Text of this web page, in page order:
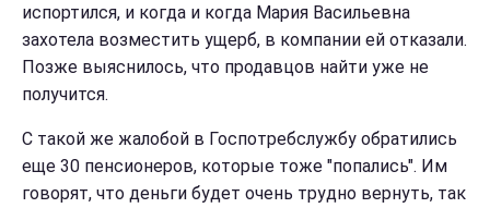
испортился, и когда и когда Мария Васильевна
захотела возместить ущерб, в компании ей отказали.
Позже выяснилось, что продавцов найти уже не
получится.
С такой же жалобой в Госпотребслужбу обратились
еще 30 пенсионеров, которые тоже "попались". Им
говорят, что деньги будет очень трудно вернуть, так